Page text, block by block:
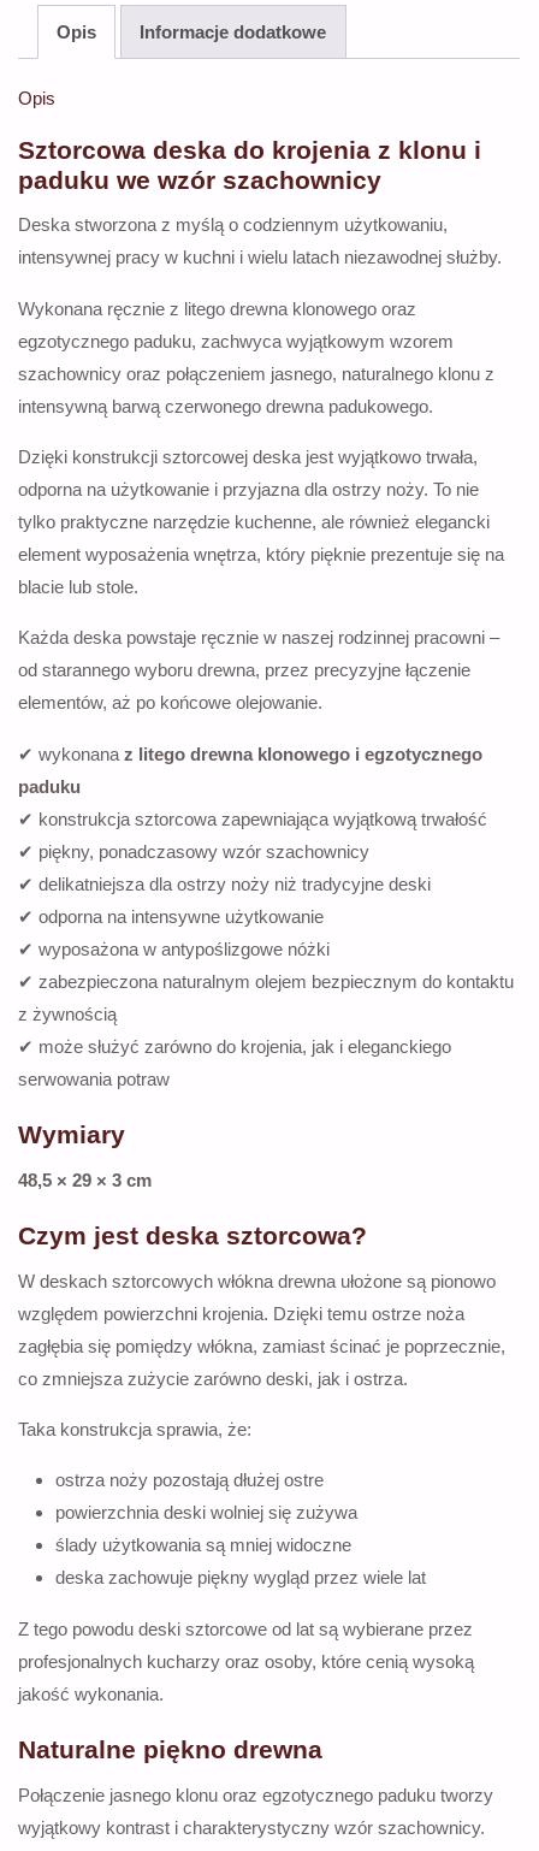
paduku
we
wzór
Opis Informacje dodatkowe
Opis
Sztorcowa deska do krojenia z klonu i
paduku we wzór szachownicy
Deska stworzona z myślą o codziennym użytkowaniu,
intensywnej pracy w kuchni i wielu latach niezawodnej służby.
Wykonana ręcznie z litego drewna klonowego oraz
egzotycznego paduku, zachwyca wyjątkowym wzorem
szachownicy oraz połączeniem jasnego, naturalnego klonu z
intensywną barwą czerwonego drewna padukowego.
Dzięki konstrukcji sztorcowej deska jest wyjątkowo trwała,
odporna na użytkowanie i przyjazna dla ostrzy noży. To nie
tylko praktyczne narzędzie kuchenne, ale również elegancki
element wyposażenia wnętrza, który pięknie prezentuje się na
blacie lub stole.
Każda deska powstaje ręcznie w naszej rodzinnej pracowni –
od starannego wyboru drewna, przez precyzyjne łączenie
elementów, aż po końcowe olejowanie.
✔ wykonanaz litego drewna klonowego i egzotycznego
paduku
✔ konstrukcja sztorcowa zapewniająca wyjątkową trwałość
✔ piękny, ponadczasowy wzór szachownicy
✔ delikatniejsza dla ostrzy noży niż tradycyjne deski
✔ odporna na intensywne użytkowanie
✔ wyposażona w antypoślizgowe nóżki
✔ zabezpieczona naturalnym olejem bezpiecznym do kontaktu
z żywnością
✔ może służyć zarówno do krojenia, jak i eleganckiego
serwowania potraw
Wymiary
48,5 × 29 × 3 cm
Czym jest deska sztorcowa?
W deskach sztorcowych włókna drewna ułożone są pionowo
względem powierzchni krojenia. Dzięki temu ostrze noża
zagłębia się pomiędzy włókna, zamiast ścinać je poprzecznie,
co zmniejsza zużycie zarówno deski, jak i ostrza.
Taka konstrukcja sprawia, że:
ostrza noży pozostają dłużej ostre
powierzchnia deski wolniej się zużywa
ślady użytkowania są mniej widoczne
deska zachowuje piękny wygląd przez wiele lat
Z tego powodu deski sztorcowe od lat są wybierane przez
profesjonalnych kucharzy oraz osoby, które cenią wysoką
jakość wykonania.
Naturalne piękno drewna
Połączenie jasnego klonu oraz egzotycznego paduku tworzy
wyjątkowy kontrast i charakterystyczny wzór szachownicy.